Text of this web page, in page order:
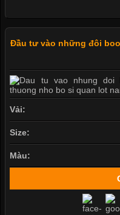
Đầu tư vào những đôi
Vải:
Size:
Màu: